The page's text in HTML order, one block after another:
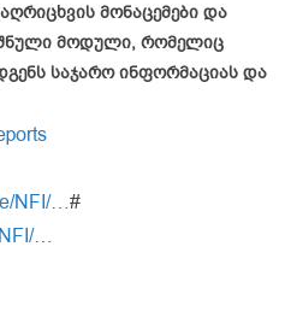
მონაცემები და
მოდული, რომელიც
საჯარო ინფორმაციას და
NFI/…#
…